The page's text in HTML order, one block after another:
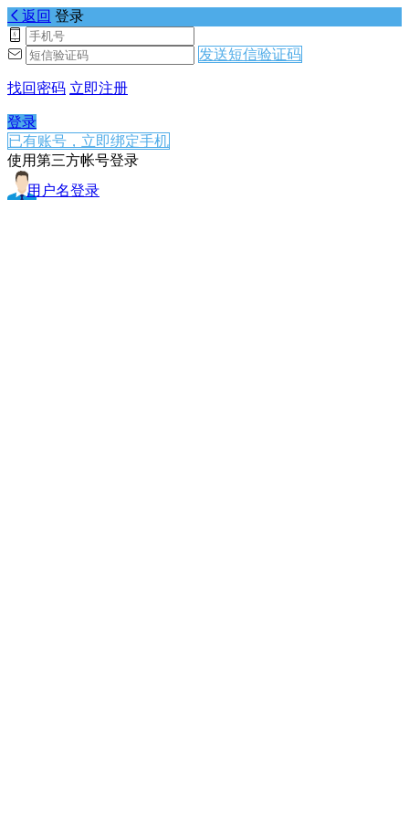
返回 登录
发送短信验证码
找回密码 立即注册
登录
已有账号，立即绑定手机
使用第三方帐号登录
用户名登录